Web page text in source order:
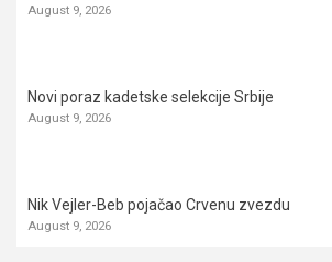
August 9, 2026
Novi poraz kadetske selekcije Srbije
August 9, 2026
Nik Vejler-Beb pojačao Crvenu zvezdu
August 9, 2026